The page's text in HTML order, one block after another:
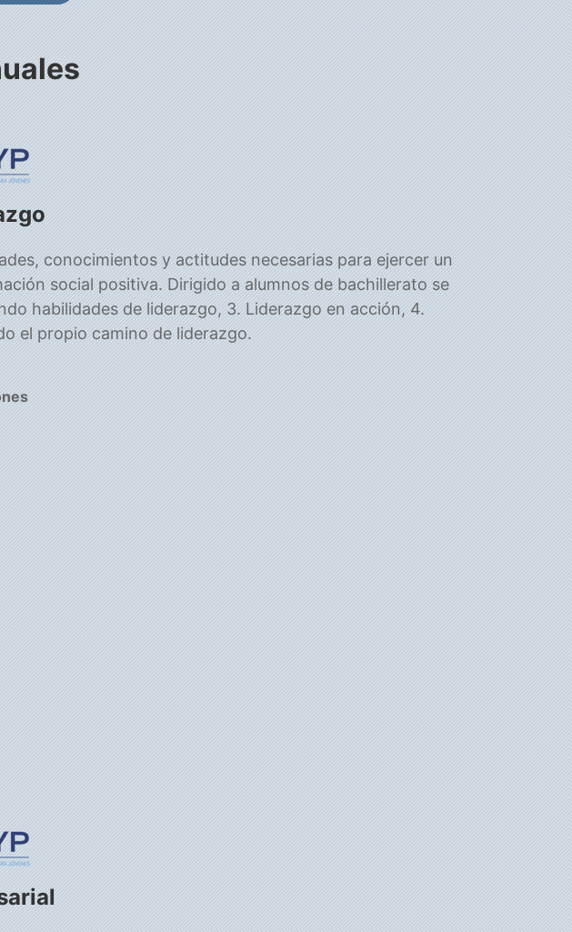
conocimientos y actitudes necesarias para ejercer un
social positiva. Dirigido a alumnos de bachillerato se
habilidades de liderazgo, 3. Liderazgo en acción, 4.
el propio camino de liderazgo.